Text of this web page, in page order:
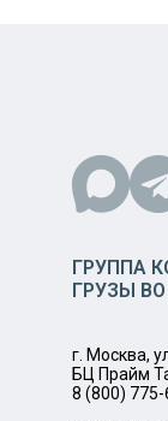
ГРУППА
ГРУЗЫ
г. Москва,
БЦ Прайм
8 (800)